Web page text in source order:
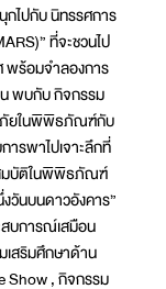
กไปกับ นิทรรศการ
ที่จะชวนไป
พร้อมจำลองการ
พบกับ กิจกรรม
ภัยในพิพิธภัณฑ์กับ
ารพาไปเจาะลึกที่
มบัติในพิพิธภัณฑ์
วันบนดาวอังคาร”
บการณ์เสมือน
เสริมศึกษาด้าน
Show , กิจกรรม